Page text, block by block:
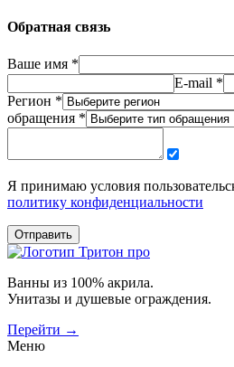
Обратная связь
Ваше имя *
E-mail *
Регион *
обращения *
Я принимаю условия
политику конфиденциальности
Отправить
Ванны из 100% акрила.
Унитазы и душевые ограждения.
Перейти →
Меню